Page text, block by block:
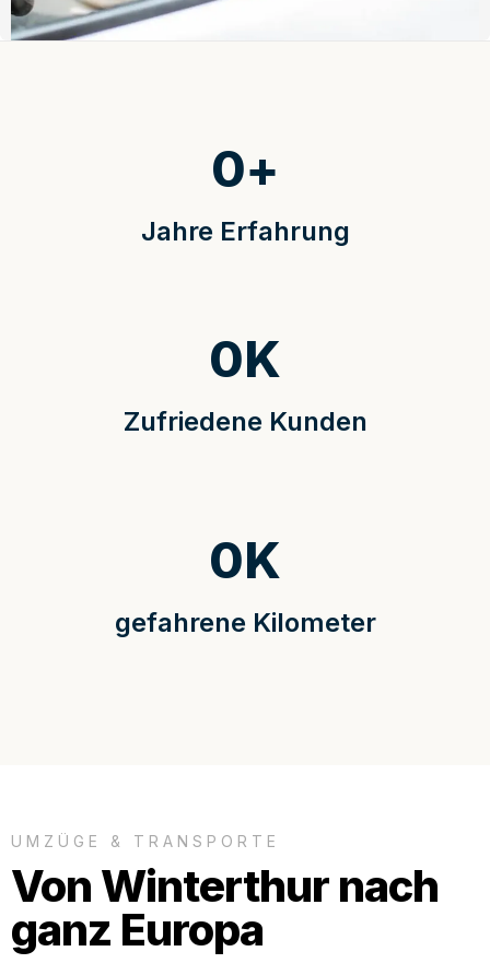
Jahre Erfahrung
0+
Zufriedene Kunden
0K
gefahrene Kilometer
0K
UMZÜGE & TRANSPORTE
Von Winterthur nach
ganz Europa